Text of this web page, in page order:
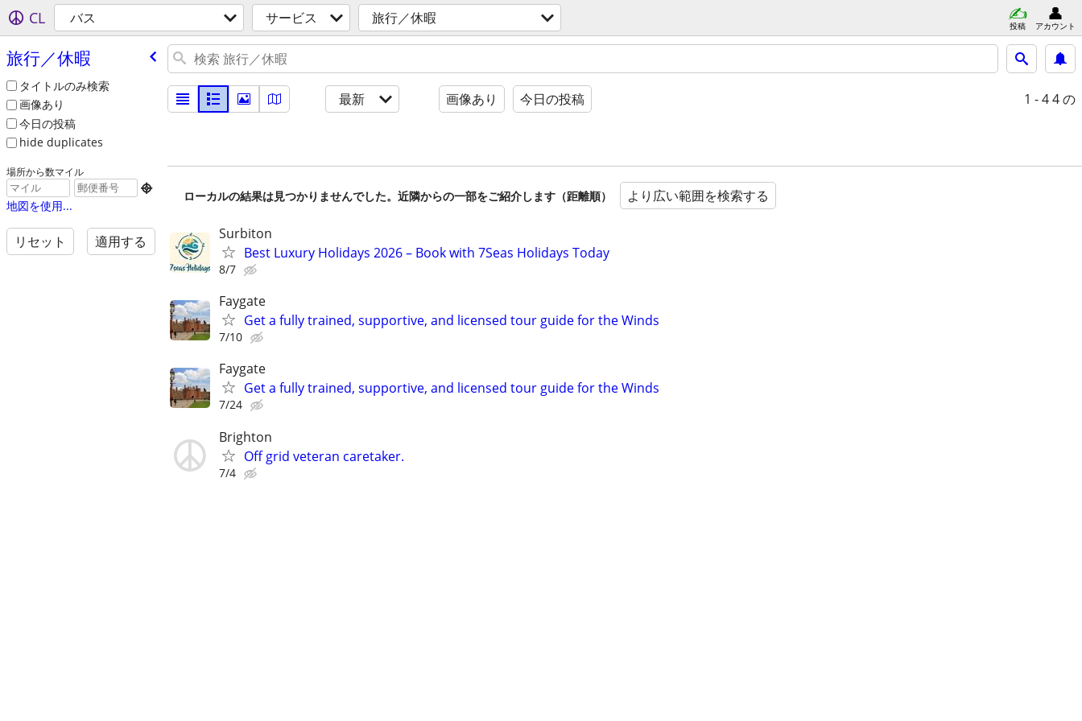
CL バス サービス 旅行／休暇 投稿 アカウント
旅行／休暇
タイトルのみ検索
画像あり
今日の投稿
hide duplicates
場所から数マイル

地図を使用...
リセット 適用する
最新 画像あり 今日の投稿 1 - 44 の
ローカルの結果は見つかりませんでした。近隣からの一部をご紹介します（距離順） より広い範囲を検索する
Surbiton
Best Luxury Holidays 2026 – Book with 7Seas Holidays Today
8/7
Faygate
Get a fully trained, supportive, and licensed tour guide for the Winds
7/10
Faygate
Get a fully trained, supportive, and licensed tour guide for the Winds
7/24
Brighton
Off grid veteran caretaker.
7/4